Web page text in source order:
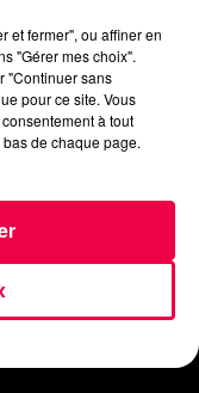
MAGNUM 80
et fermer", ou affiner en
"Gérer mes choix".
"Continuer sans
pour ce site. Vous
à tout
de chaque page.